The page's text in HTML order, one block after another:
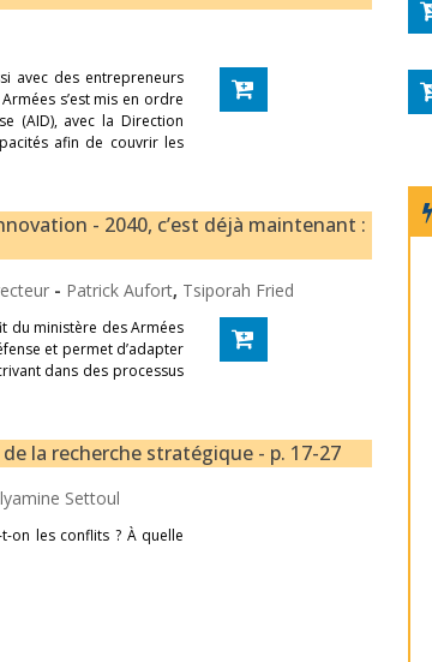
avec des entrepreneurs
s’est mis en ordre
(AID), avec la Direction
afin de couvrir les
- 2040, c’est déjà maintenant :
- Patrick Aufort, Tsiporah Fried
du ministère des Armées
et permet d’adapter
dans des processus
la recherche stratégique - p. 17-27
Settoul
on les conflits ? À quelle